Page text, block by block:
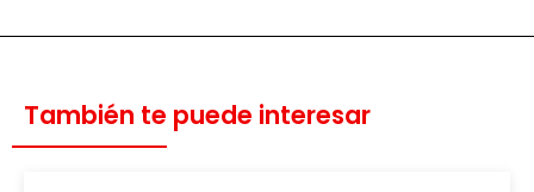
También te puede interesar